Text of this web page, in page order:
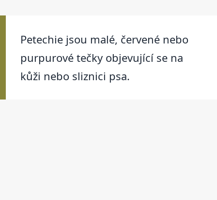
Petechie jsou malé, červené nebo
purpurové tečky objevující se na
kůži nebo sliznici psa.